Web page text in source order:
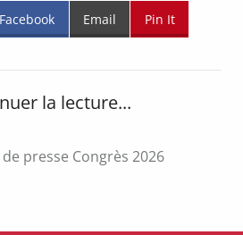
Facebook Email Pin It
la lecture...
presse Congrès 2026